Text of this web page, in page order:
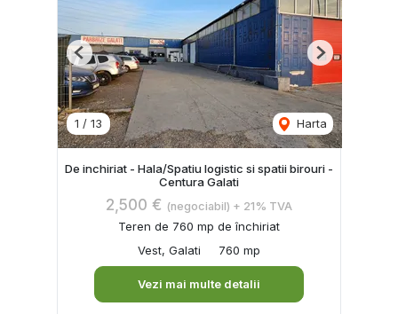
1 / 13 Harta
Previous Next
De inchiriat - Hala/Spatiu logistic si spatii birouri -
Centura Galati
2,500 € (negociabil) + 21% TVA
Teren de 760 mp de închiriat
Vest, Galati
760 mp
Vezi mai multe detalii